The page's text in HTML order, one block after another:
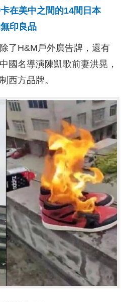
在美中之間的14間日本
印良品
了H&M戶外廣告牌，還有
國名導演陳凱歌前妻洪晃，
西方品牌。